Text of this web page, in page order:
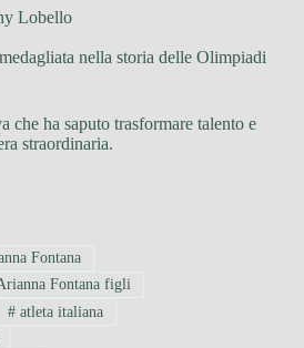
Lobello
nella storia delle Olimpiadi
che ha saputo trasformare talento e
straordinaria.
Fontana
Fontana figli
#atleta italiana